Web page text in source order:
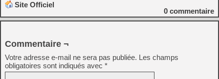
Site Officiel
0 commentaire
Commentaire ¬
Votre adresse e-mail ne sera pas publiée. Les champs
obligatoires sont indiqués avec *